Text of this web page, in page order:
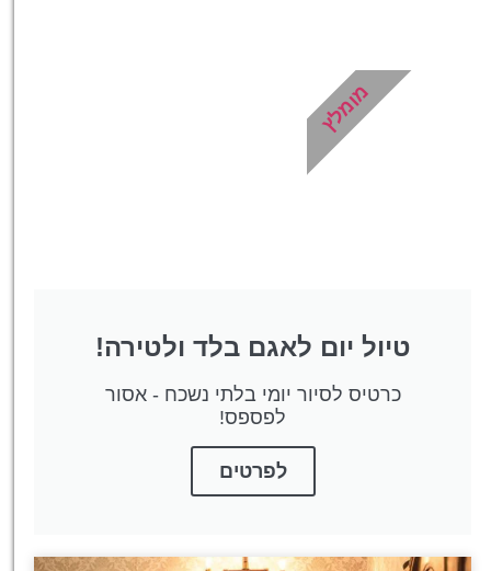
טיול יום לאגם בלד ולטירה!
כרטיס לסיור יומי בלתי נשכח - אסור
לפספס!
לפרטים
מומלץ